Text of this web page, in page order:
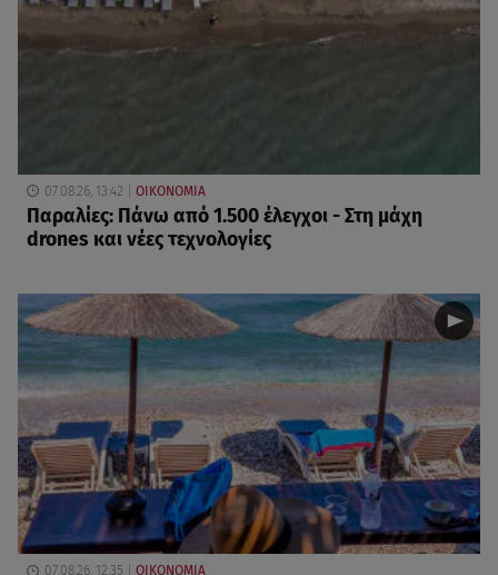
07.08.26, 13:42 ΟΙΚΟΝΟΜΙΑ
Παραλίες: Πάνω από 1.500 έλεγχοι - Στη μάχη
drones και νέες τεχνολογίες
07.08.26, 12:35 ΟΙΚΟΝΟΜΙΑ